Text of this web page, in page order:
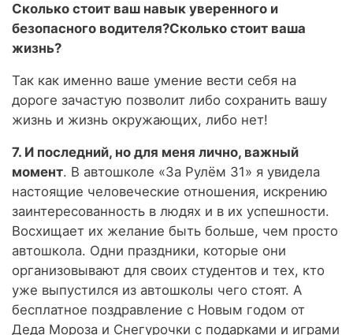
Сколько стоит ваш навык уверенного и
безопасного водителя?Сколько стоит ваша
жизнь?
Так как именно ваше умение вести себя на
дороге зачастую позволит либо сохранить вашу
жизнь и жизнь окружающих, либо нет!
7. И последний, но для меня лично, важный
момент. В автошколе «За Рулём 31» я увидела
настоящие человеческие отношения, искрению
заинтересованность в людях и в их успешности.
Восхищает их желание быть больше, чем просто
автошкола. Одни праздники, которые они
организовывают для своих студентов и тех, кто
уже выпустился из автошколы чего стоят. А
бесплатное поздравление с Новым годом от
Деда Мороза и Снегурочки с подарками и играми